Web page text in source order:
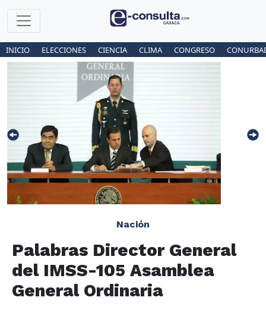
INICIO ELECCIONES CIENCIA CLIMA CONGRESO
Nación
Palabras Director General
del IMSS-105 Asamblea
General Ordinaria